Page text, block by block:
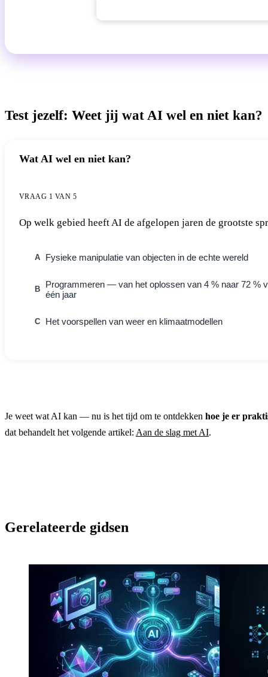
Test jezelf: Weet jij wat AI wel en niet kan?
Wat AI wel en niet kan?
VRAAG 1 VAN 5
Op welk gebied heeft AI de afgelopen jaren de grootste
A Fysieke manipulatie van objecten in de echte wereld
B
Programmeren — van het oplossen van 4 % naar 72 %
één jaar
C Het voorspellen van weer en klimaatmodellen
Je weet wat AI kan — nu is het tijd om te ontdekken hoe je er
dat behandelt het volgende artikel: Aan de slag met AI.
Gerelateerde gidsen